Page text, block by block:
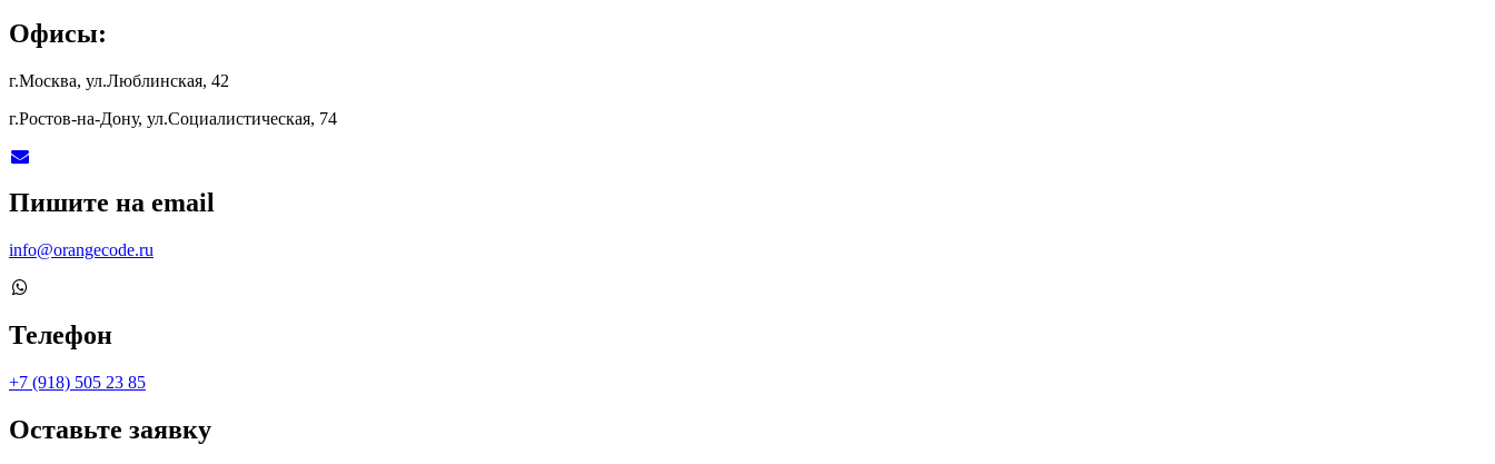
Офисы:
г.Москва, ул.Люблинская, 42
г.Ростов-на-Дону, ул.Социалистическая, 74
Пишите на email
info@orangecode.ru
Телефон
+7 (918) 505 23 85
Оставьте заявку